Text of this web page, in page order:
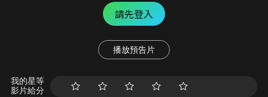
請先登入
播放預告片
我的星等
影片給分